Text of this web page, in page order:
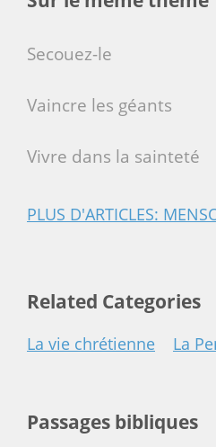
Secouez-le
Vaincre les géants
Vivre dans la sainteté
PLUS D'ARTICLES:
Related Categories
La vie chrétienne La
Passages bibliques